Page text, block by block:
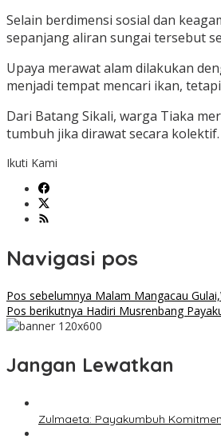
Selain berdimensi sosial dan
sepanjang aliran sungai tersebut
Upaya merawat alam dilakukan
menjadi tempat mencari ikan,
Dari Batang Sikali, warga Tiaka
tumbuh jika dirawat secara kolektif.
Ikuti Kami
Navigasi pos
Pos sebelumnya Malam Mangacau
Pos berikutnya Hadiri Musrenbang
Jangan Lewatkan
Zulmaeta: Payakumbuh